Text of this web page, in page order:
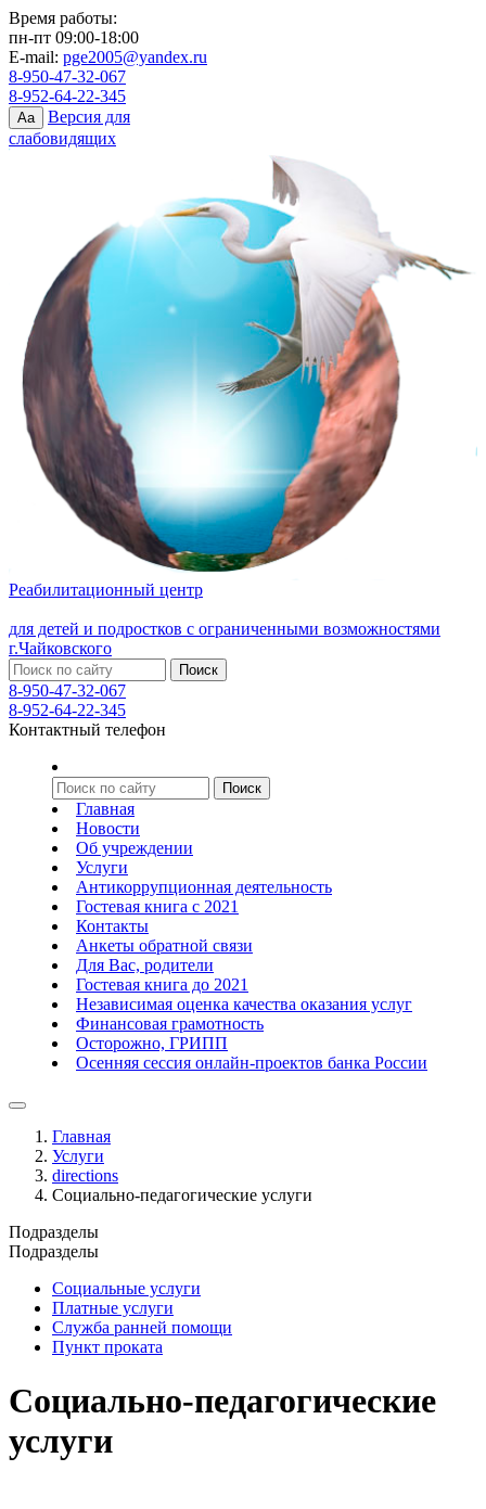
Время работы:
пн-пт 09:00-18:00
E-mail: pge2005@yandex.ru
8-950-47-32-067
8-952-64-22-345
Aa
Версия для
слабовидящих
Реабилитационный центр
для детей и подростков с ограниченными возможностями
г.Чайковского
8-950-47-32-067
8-952-64-22-345
Контактный телефон
Главная
Новости
Об учреждении
Услуги
Антикоррупционная деятельность
Гостевая книга с 2021
Контакты
Анкеты обратной связи
Для Вас, родители
Гостевая книга до 2021
Независимая оценка качества оказания услуг
Финансовая грамотность
Осторожно, ГРИПП
Осенняя сессия онлайн-проектов банка России
Главная
Услуги
directions
Социально-педагогические услуги
Подразделы
Подразделы
Социальные услуги
Платные услуги
Служба ранней помощи
Пункт проката
Социально-педагогические
услуги